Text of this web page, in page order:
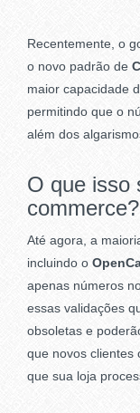
Recentemente, o
o novo padrão de
maior capacidade
permitindo que o
além dos
O que isso
commerce?
Até agora, a
incluindo o
apenas números
essas validações
obsoletas e
que novos clientes
que sua loja